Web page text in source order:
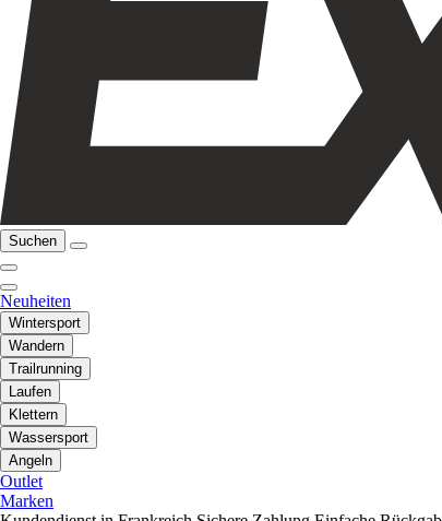
Suchen
Neuheiten
Wintersport
Wandern
Trailrunning
Laufen
Klettern
Wassersport
Angeln
Outlet
Marken